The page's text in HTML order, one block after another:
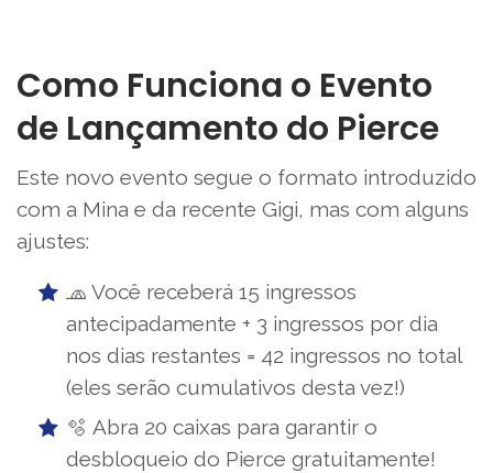
Como Funciona o Evento
de Lançamento do Pierce
Este novo evento segue o formato introduzido
com a Mina e da recente Gigi, mas com alguns
ajustes:
🧢 Você receberá 15 ingressos
antecipadamente + 3 ingressos por dia
nos dias restantes = 42 ingressos no total
(eles serão cumulativos desta vez!)
🫧 Abra 20 caixas para garantir o
desbloqueio do Pierce gratuitamente!